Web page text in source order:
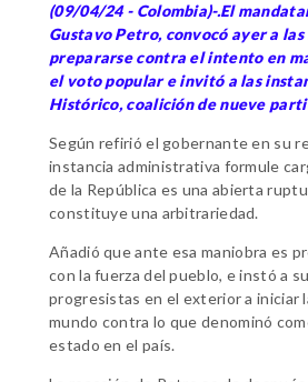
(09/04/24 - Colombia)-.El
Gustavo Petro, convocó ayer a las
prepararse contra el intento en
el voto popular e invitó a las
Histórico, coalición de nueve
Según refirió el gobernante en su
instancia administrativa formule
de la República es una abierta
constituye una arbitrariedad.
Añadió que ante esa maniobra es
con la fuerza del pueblo, e instó a
progresistas en el exterior a iniciar
mundo contra lo que denominó
estado en el país.